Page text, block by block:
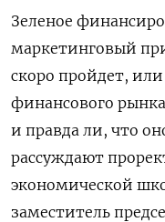
Зеленое
маркетинговый
скоро пройдет,
финансового
и правда ли, что
рассуждают
экономической
заместитель